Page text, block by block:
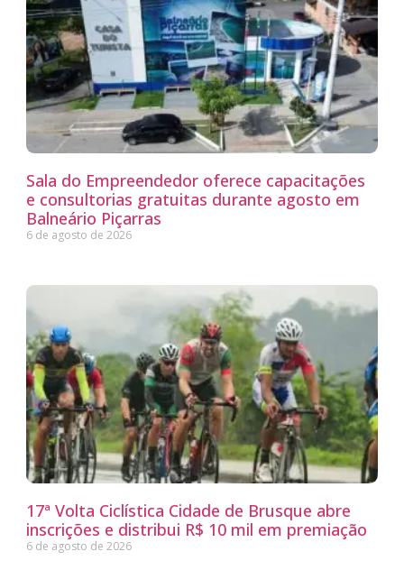
Sala do Empreendedor oferece capacitações
e consultorias gratuitas durante agosto em
Balneário Piçarras
6 de agosto de 2026
17ª Volta Ciclística Cidade de Brusque abre
inscrições e distribui R$ 10 mil em premiação
6 de agosto de 2026